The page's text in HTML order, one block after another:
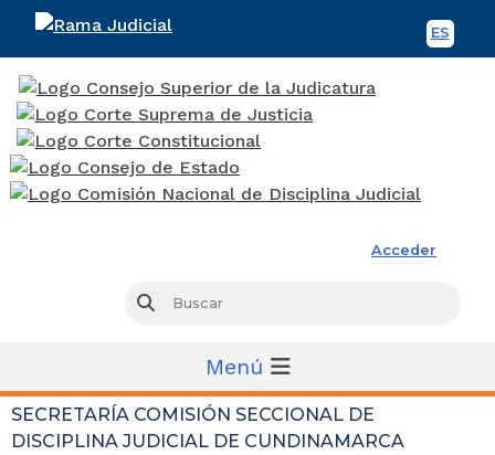
ES
Acceder
Buscar
Menú
SECRETARÍA COMISIÓN SECCIONAL DE
DISCIPLINA JUDICIAL DE CUNDINAMARCA